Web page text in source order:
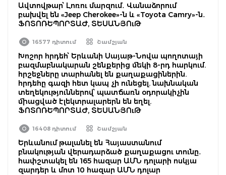
Ավտովթար՝ Լոռու մարզում․ Վանաձորում
բախվել են «Jeep Cherokee»-ն և «Toyota Camry»-ն․
ՖՈՏՈՌԵՊՈՐՏԱԺ, ՏԵՍԱՆՅՈւԹ
16577 դիտում Շամշյան
Խոշոր հրդեհ՝ Երևանի Սայաթ-Նովա պողոտայի
բազմաբնակարան շենքերից մեկի 8-րդ հարկում.
հրշեջները տարհանել են քաղաքացիներին.
հրդեհը գազի հետ կապ չի ունեցել. նախնական
տեղեկություններով՝ պատճառն օդորակիչին
միացված էլեկտրալարերն են եղել.
ՖՈՏՈՌԵՊՈՐՏԱԺ, ՏԵՍԱՆՅՈւԹ
16408 դիտում Շամշյան
Երևանում թալանել են Հայաստանում
բնակության վերադարձած քաղաքացու տունը․
հափշտակել են 165 հազար ԱՄՆ դոլարի ոսկյա
զարդեր և մոտ 10 հազար ԱՄՆ դոլար